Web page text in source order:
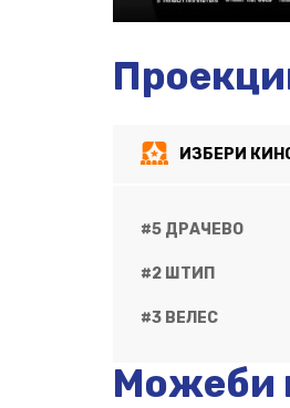
ИЗБЕРИ
#5 ДРАЧЕВО
#2 ШТИП
#3 ВЕЛЕС
Можеби